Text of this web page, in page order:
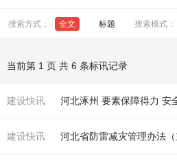
搜索方式： 全文 标题 搜索模式：
当前第 1 页 共 6 条标讯记录
建设快讯 河北涿州 要素保障得力 安
建设快讯 河北省防雷减灾管理办法（